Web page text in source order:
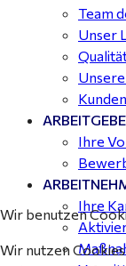
Team
Unser
Ihre
Ihre
Wir benutzen
Wir nutzen